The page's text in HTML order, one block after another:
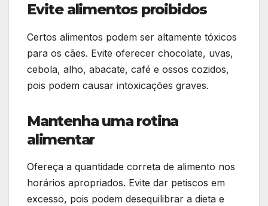
Evite alimentos proibidos
Certos alimentos podem ser altamente tóxicos
para os cães. Evite oferecer chocolate, uvas,
cebola, alho, abacate, café e ossos cozidos,
pois podem causar intoxicações graves.
Mantenha uma rotina
alimentar
Ofereça a quantidade correta de alimento nos
horários apropriados. Evite dar petiscos em
excesso, pois podem desequilibrar a dieta e